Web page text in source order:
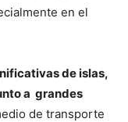
en el
de islas,
a grandes
de transporte